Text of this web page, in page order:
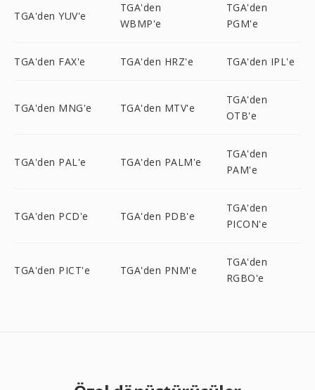
TGA'den YUV'e
TGA'den
WBMP'e
TGA'den
PGM'e
TGA'den FAX'e TGA'den HRZ'e TGA'den IPL'e
TGA'den MNG'e TGA'den MTV'e
TGA'den
OTB'e
TGA'den PAL'e TGA'den PALM'e
TGA'den
PAM'e
TGA'den PCD'e TGA'den PDB'e
TGA'den
PICON'e
TGA'den PICT'e TGA'den PNM'e
TGA'den
RGBO'e